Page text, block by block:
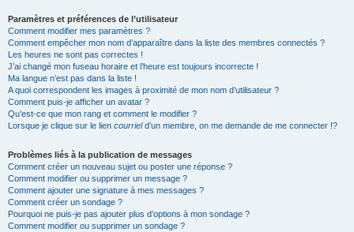
Paramètres et préférences de l’utilisateur
Comment modifier mes paramètres ?
Comment empêcher mon nom d’apparaître dans la liste des membres connectés ?
Les heures ne sont pas correctes !
J’ai changé mon fuseau horaire et l’heure est toujours incorrecte !
Ma langue n’est pas dans la liste !
A quoi correspondent les images à proximité de mon nom d’utilisateur ?
Comment puis-je afficher un avatar ?
Qu’est-ce que mon rang et comment le modifier ?
Lorsque je clique sur le lien courrield’un membre, on me demande de me connecter !?
Problèmes liés à la publication de messages
Comment créer un nouveau sujet ou poster une réponse ?
Comment modifier ou supprimer un message ?
Comment ajouter une signature à mes messages ?
Comment créer un sondage ?
Pourquoi ne puis-je pas ajouter plus d’options à mon sondage ?
Comment modifier ou supprimer un sondage ?